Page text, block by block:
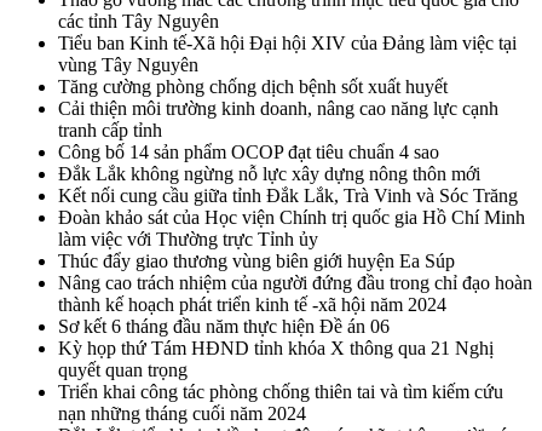
các tỉnh Tây Nguyên
Tiểu ban Kinh tế-Xã hội Đại hội XIV của Đảng làm việc tại
vùng Tây Nguyên
Tăng cường phòng chống dịch bệnh sốt xuất huyết
Cải thiện môi trường kinh doanh, nâng cao năng lực cạnh
tranh cấp tỉnh
Công bố 14 sản phẩm OCOP đạt tiêu chuẩn 4 sao
Đắk Lắk không ngừng nỗ lực xây dựng nông thôn mới
Kết nối cung cầu giữa tỉnh Đắk Lắk, Trà Vinh và Sóc Trăng
Đoàn khảo sát của Học viện Chính trị quốc gia Hồ Chí Minh
làm việc với Thường trực Tỉnh ủy
Thúc đẩy giao thương vùng biên giới huyện Ea Súp
Nâng cao trách nhiệm của người đứng đầu trong chỉ đạo hoàn
thành kế hoạch phát triển kinh tế -xã hội năm 2024
Sơ kết 6 tháng đầu năm thực hiện Đề án 06
Kỳ họp thứ Tám HĐND tỉnh khóa X thông qua 21 Nghị
quyết quan trọng
Triển khai công tác phòng chống thiên tai và tìm kiếm cứu
nạn những tháng cuối năm 2024